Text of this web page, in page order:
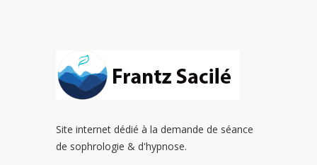
Site internet dédié à la demande de séance
de sophrologie & d'hypnose.